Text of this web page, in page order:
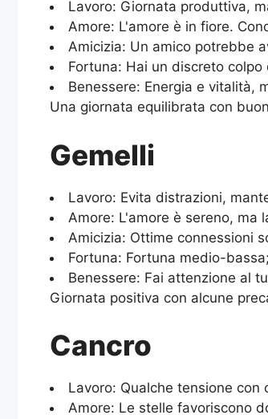
Lavoro: Giornata produttiva,
Amore: L'amore è in fiore.
Amicizia: Un amico potrebbe
Fortuna: Hai un discreto
Benessere: Energia e vitalità,
Una giornata equilibrata con
Gemelli
Lavoro: Evita distrazioni,
Amore: L'amore è sereno,
Amicizia: Ottime connessioni
Fortuna: Fortuna medio-
Benessere: Fai attenzione al
Giornata positiva con alcune
Cancro
Lavoro: Qualche tensione
Amore: Le stelle favoriscono